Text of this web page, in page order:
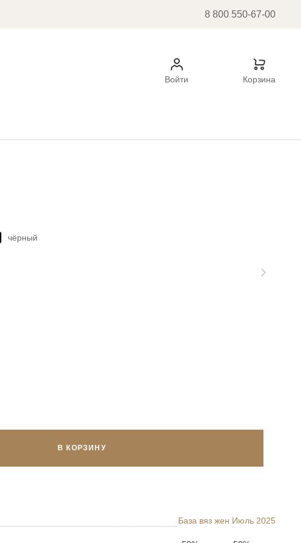
8 800 550-67-00
Войти Корзина
чёрный
В КОРЗИНУ
База вяз жен Июль 2025